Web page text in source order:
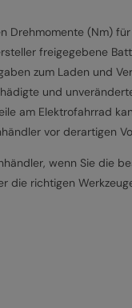
Drehmomente (Nm)
freigegebene
zum Laden und
und
am Elektrofahrrad
vor derartigen
wenn Sie die
die richtigen